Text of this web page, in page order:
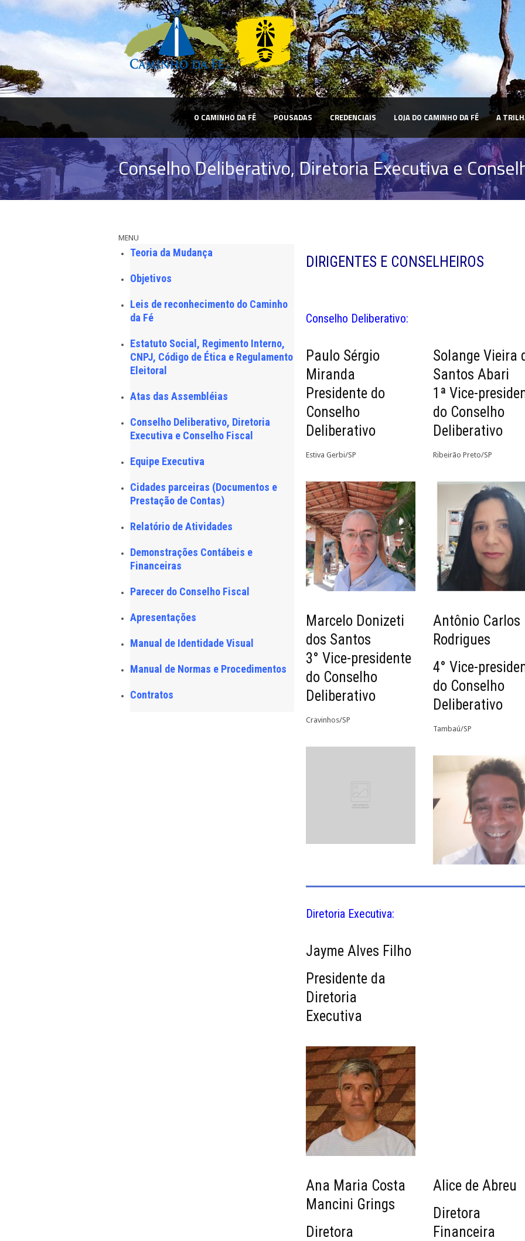
O CAMINHO DA FÉ POUSADAS CREDENCIAIS LOJA DO CAMINHO DA FÉ A
Conselho Deliberativo, Diretoria Executiva e
DIRIGENTES E CONSELHEIROS
Conselho Deliberativo:
Paulo Sérgio
Miranda
Presidente do
Conselho
Deliberativo
Estiva Gerbi/SP
Solange Vieira
Santos Abari
1ª Vice-
do Conselho
Deliberativo
Ribeirão Preto/SP
Marcelo Donizeti
dos Santos
3° Vice-presidente
do Conselho
Deliberativo
Cravinhos/SP
Antônio Carlos
Rodrigues
4° Vice-
do Conselho
Deliberativo
Tambaú/SP
Diretoria Executiva:
Jayme Alves Filho
Presidente da
Diretoria
Executiva
Ana Maria Costa
Mancini Grings
Diretora
Alice de Abreu
Diretora
Financeira
MENU
Teoria da Mudança
Objetivos
Leis de reconhecimento do Caminho
da Fé
Estatuto Social, Regimento Interno,
CNPJ, Código de Ética e Regulamento
Eleitoral
Atas das Assembléias
Conselho Deliberativo, Diretoria
Executiva e Conselho Fiscal
Equipe Executiva
Cidades parceiras (Documentos e
Prestação de Contas)
Relatório de Atividades
Demonstrações Contábeis e
Financeiras
Parecer do Conselho Fiscal
Apresentações
Manual de Identidade Visual
Manual de Normas e Procedimentos
Contratos